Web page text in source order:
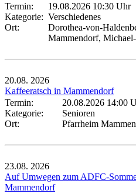
Termin:
19.08.2026 10:30 Uhr
Kategorie: Verschiedenes
Ort:
Dorothea-von-
Mammendorf,
20.08. 2026
Kaffeeratsch in Mammendorf
Termin:
20.08.2026 14:00
Kategorie:
Senioren
Ort:
Pfarrheim
23.08. 2026
Auf Umwegen zum ADFC-
Mammendorf